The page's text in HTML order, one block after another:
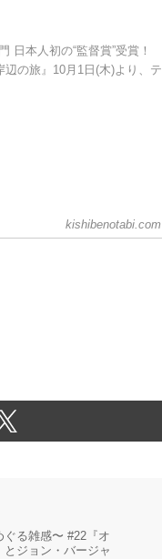
日本人初の“監督賞”受賞！
の旅』10月1日(木)より、テ
kishibenotabi.com
ぐる雑感〜 #22『オ
とジョン・バージャ